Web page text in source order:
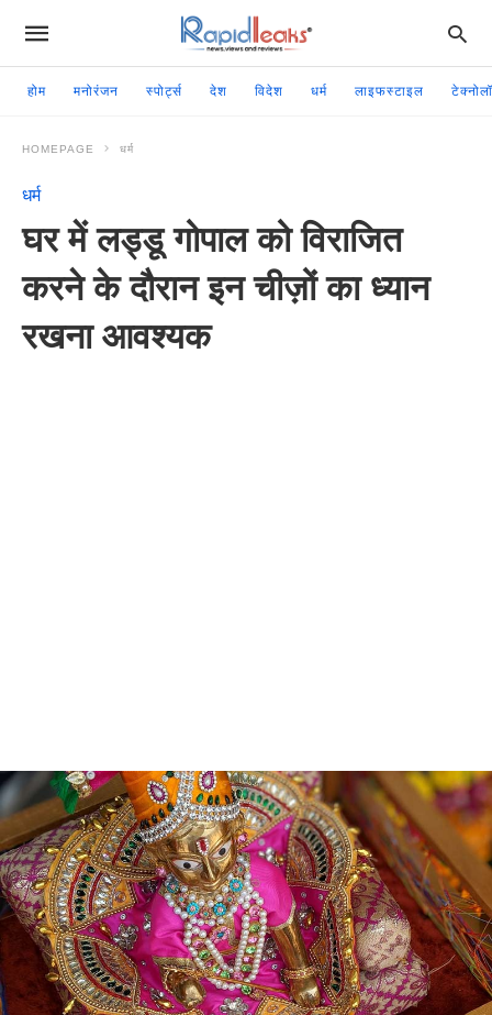
होम मनोरंजन स्पोर्ट्स देश विदेश धर्म लाइफस्टाइल
HOMEPAGE धर्म
धर्म
घर में लड्डू गोपाल को विराजित
करने के दौरान इन चीज़ों का ध्यान
रखना आवश्यक